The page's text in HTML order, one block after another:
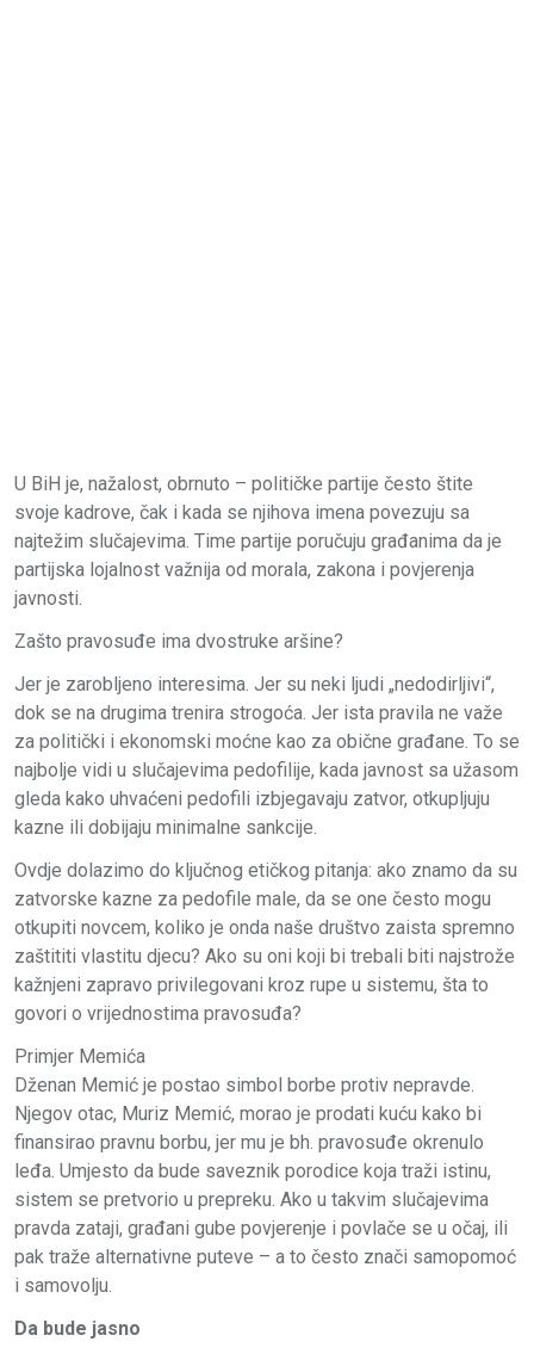
U BiH je, nažalost, obrnuto – političke partije često štite
svoje kadrove, čak i kada se njihova imena povezuju sa
najtežim slučajevima. Time partije poručuju građanima da je
partijska lojalnost važnija od morala, zakona i povjerenja
javnosti.
Zašto pravosuđe ima dvostruke aršine?
Jer je zarobljeno interesima. Jer su neki ljudi „nedodirljivi“,
dok se na drugima trenira strogoća. Jer ista pravila ne važe
za politički i ekonomski moćne kao za obične građane. To se
najbolje vidi u slučajevima pedofilije, kada javnost sa užasom
gleda kako uhvaćeni pedofili izbjegavaju zatvor, otkupljuju
kazne ili dobijaju minimalne sankcije.
Ovdje dolazimo do ključnog etičkog pitanja: ako znamo da su
zatvorske kazne za pedofile male, da se one često mogu
otkupiti novcem, koliko je onda naše društvo zaista spremno
zaštititi vlastitu djecu? Ako su oni koji bi trebali biti najstrože
kažnjeni zapravo privilegovani kroz rupe u sistemu, šta to
govori o vrijednostima pravosuđa?
Primjer Memića
Dženan Memić je postao simbol borbe protiv nepravde.
Njegov otac, Muriz Memić, morao je prodati kuću kako bi
finansirao pravnu borbu, jer mu je bh. pravosuđe okrenulo
leđa. Umjesto da bude saveznik porodice koja traži istinu,
sistem se pretvorio u prepreku. Ako u takvim slučajevima
pravda zataji, građani gube povjerenje i povlače se u očaj, ili
pak traže alternativne puteve – a to često znači samopomoć
i samovolju.
Da bude jasno